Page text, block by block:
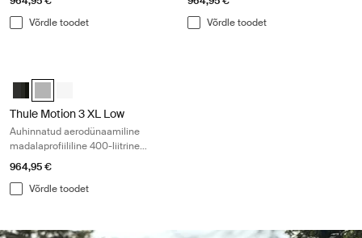
Võrdle toodet
Võrdle toodet
Thule Motion 3 XL Low Black Glossy
Thule Motion 3 XL Low Titan Glossy (selected)
Thule Motion 3 XL Low
Auhinnatud aerodünaamiline
madalaprofiililine 400-liitrine
katuseboks
964,95 €
Võrdle toodet